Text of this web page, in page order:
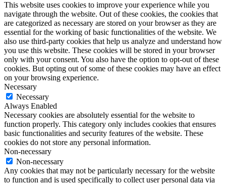
This website uses cookies to improve your experience while you
navigate through the website. Out of these cookies, the cookies that
are categorized as necessary are stored on your browser as they are
essential for the working of basic functionalities of the website. We
also use third-party cookies that help us analyze and understand how
you use this website. These cookies will be stored in your browser
only with your consent. You also have the option to opt-out of these
cookies. But opting out of some of these cookies may have an effect
on your browsing experience.
Necessary
Necessary
Always Enabled
Necessary cookies are absolutely essential for the website to
function properly. This category only includes cookies that ensures
basic functionalities and security features of the website. These
cookies do not store any personal information.
Non-necessary
Non-necessary
Any cookies that may not be particularly necessary for the website
to function and is used specifically to collect user personal data via